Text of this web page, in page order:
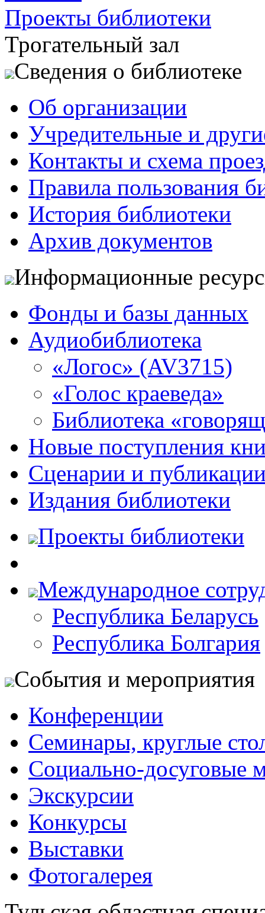
Проекты библиотеки
Трогательный зал
Сведения о библиотеке
Об организации
Учредительные и
Контакты и схема
Правила пользования
История библиотеки
Архив документов
Информационные
Фонды и базы данных
Аудиобиблиотека
«Логос» (AV3715)
«Голос краеведа»
Библиотека
Новые поступления
Сценарии и
Издания библиотеки
Проекты библиотеки
Международное
Республика Беларусь
Республика Болгария
События и мероприятия
Конференции
Семинары, круглые
Социально-досуговые
Экскурсии
Конкурсы
Выставки
Фотогалерея